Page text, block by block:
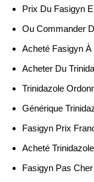
Prix Du Fasigyn
Ou Commander
Acheté Fasigyn
Acheter Du
Trinidazole
Générique
Fasigyn Prix
Acheté
Fasigyn Pas